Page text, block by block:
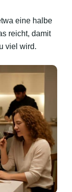
eine halbe
reicht, damit
viel wird.